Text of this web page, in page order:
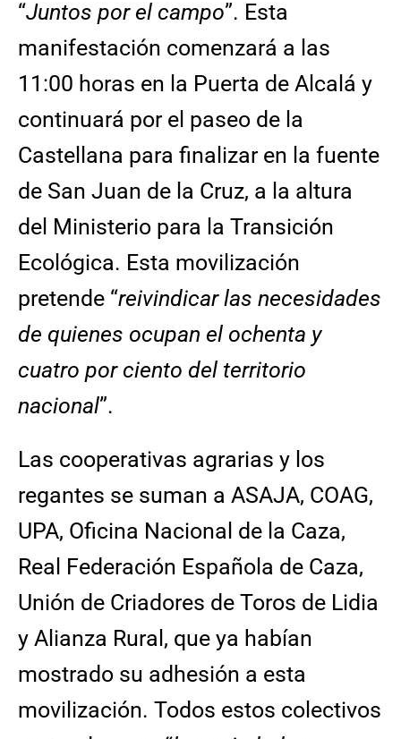
“Juntos por el campo”. Esta
manifestación comenzará a las
11:00 horas en la Puerta de Alcalá y
continuará por el paseo de la
Castellana para finalizar en la fuente
de San Juan de la Cruz, a la altura
del Ministerio para la Transición
Ecológica. Esta movilización
pretende “reivindicar las necesidades
de quienes ocupan el ochenta y
cuatro por ciento del territorio
nacional”.
Las cooperativas agrarias y los
regantes se suman a ASAJA, COAG,
UPA, Oficina Nacional de la Caza,
Real Federación Española de Caza,
Unión de Criadores de Toros de Lidia
y Alianza Rural, que ya habían
mostrado su adhesión a esta
movilización. Todos estos colectivos